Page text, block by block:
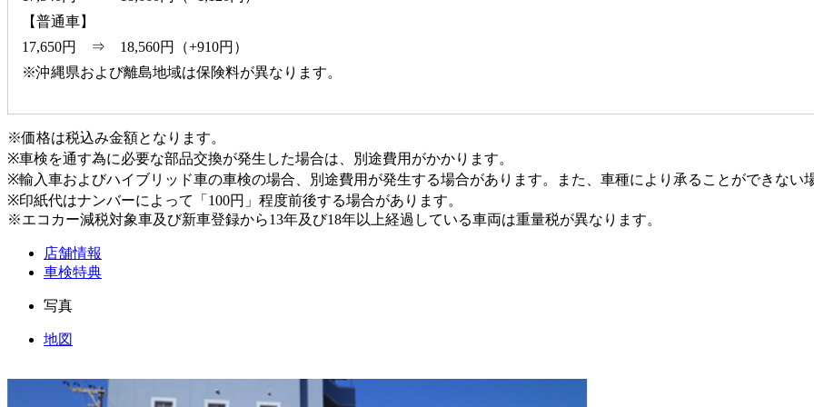
【普通車】
17,650円 ⇒ 18,560円（+910円）
※沖縄県および離島地域は保険料が異なります。
※価格は税込み金額となります。
※車検を通す為に必要な部品交換が発生した場合は、別途費用がかかります。
※輸入車およびハイブリッド車の車検の場合、別途費用が発生する場合があります。また、車種により承ることができない
※印紙代はナンバーによって「100円」程度前後する場合があります。
※エコカー減税対象車及び新車登録から13年及び18年以上経過している車両は重量税が異なります。
店舗情報
車検特典
写真
地図